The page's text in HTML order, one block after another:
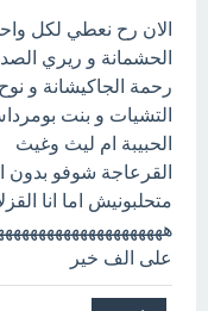
الان رح نعطي لكل
الحشمانة و ريري
رحمة الجاكيشانة و
التشيات و بنت
الحبيبة ام ليث
القرعاجة شوفو بدون
متحلبونيش اما انا
على الف خير